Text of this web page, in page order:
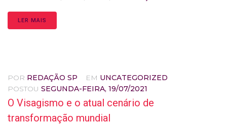
LER MAIS
POR REDAÇÃO SP EM UNCATEGORIZED
POSTOU SEGUNDA-FEIRA, 19/07/2021
O Visagismo e o atual cenário de
transformação mundial